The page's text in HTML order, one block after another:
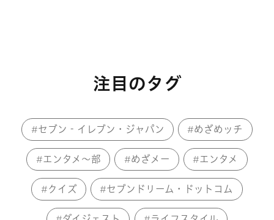
注目のタグ
セブン‐イレブン・ジャパン めざめッチ
エンタメ～部 めざメー エンタメ
クイズ セブンドリーム・ドットコム